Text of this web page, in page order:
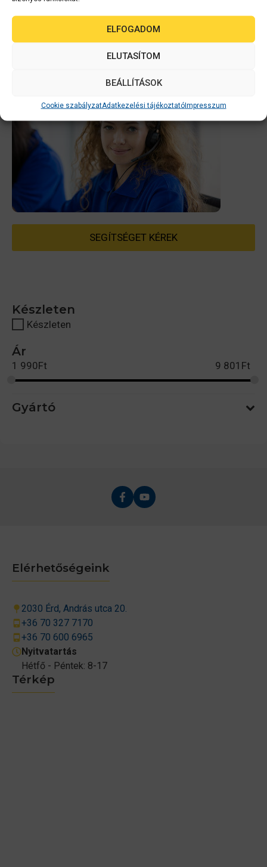
ELFOGADOM
ELUTASÍTOM
BEÁLLÍTÁSOK
Cookie szabályzatAdatkezelési tájékoztatóImpresszum
SEGÍTSÉGET KÉREK
Készleten
Készleten
Ár
1 990Ft 9 801 Ft
Gyártó
Térkép
Elérhetőségeink
2030 Érd, András utca 20.
+36 70 327 7170
+36 70 600 6965
Nyitvatartás
Hétfő - Péntek: 8-17